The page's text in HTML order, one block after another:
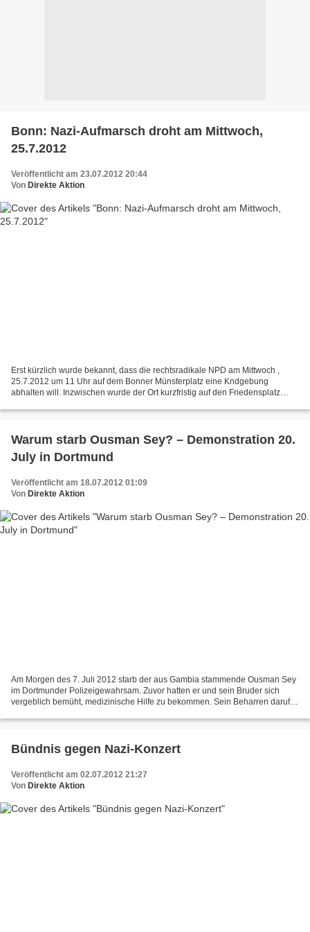
Bonn: Nazi-Aufmarsch droht am Mittwoch,
25.7.2012
Veröffentlicht am 23.07.2012 20:44
Von Direkte Aktion
Erst kürzlich wurde bekannt, dass die rechtsradikale NPD am Mittwoch ,
25.7.2012 um 11 Uhr auf dem Bonner Münsterplatz eine Kndgebung
abhalten will. Inzwischen wurde der Ort kurzfristig auf den Friedensplatz
Warum starb Ousman Sey? – Demonstration 20.
July in Dortmund
Veröffentlicht am 18.07.2012 01:09
Von Direkte Aktion
Am Morgen des 7. Juli 2012 starb der aus Gambia stammende Ousman Sey
im Dortmunder Polizeigewahrsam. Zuvor hatten er und sein Bruder sich
vergeblich bemüht, medizinische Hilfe zu bekommen. Sein Beharren daruf
Bündnis gegen Nazi-Konzert
Veröffentlicht am 02.07.2012 21:27
Von Direkte Aktion